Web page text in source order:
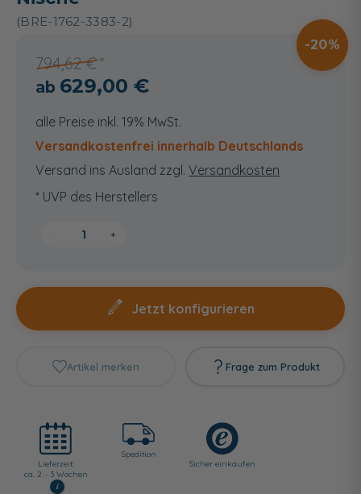
(BRE-1762-3383-2)
794,62 €
20
629,00 €
alle Preise inkl. 19% MwSt.
Versandkostenfrei innerhalb Deutschlands
Versand ins Ausland zzgl. Versandkosten
* UVP des Herstellers
+
Jetzt konfigurieren
Artikel merken Frage zum Produkt
Lieferzeit:
ca. 2 - 3 Wochen
i
Spedition
Sicher einkaufen